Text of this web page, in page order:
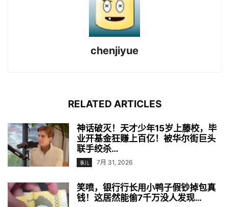
chenjiyue
RELATED ARTICLES
神话破灭！天才少年15岁上藤校，毕
业开基金狂赚上百亿！被华尔街巨头
联手绞杀…
事儿 7月 31, 2026
笑喷，银行行长用小鸭子假钞掉包真
钱！这居然能偷7千万没人发现…